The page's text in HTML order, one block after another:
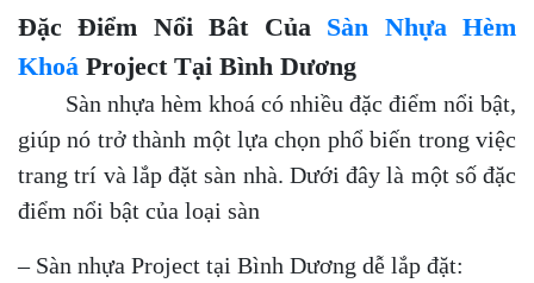
Đặc Điểm Nổi Bât Của Sàn Nhựa Hèm
Khoá Project Tại Bình Dương
Sàn nhựa hèm khoá có nhiều đặc điểm nổi bật,
giúp nó trở thành một lựa chọn phổ biến trong việc
trang trí và lắp đặt sàn nhà. Dưới đây là một số đặc
điểm nổi bật của loại sàn
– Sàn nhựa Project tại Bình Dương dễ lắp đặt: